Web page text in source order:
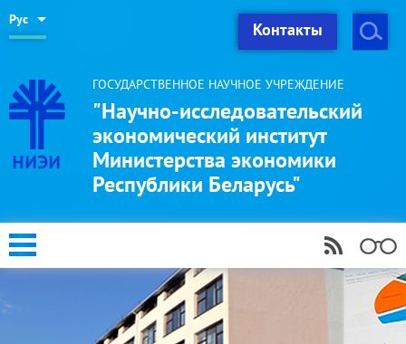
Рус Контакты
ГОСУДАРСТВЕННОЕ НАУЧНОЕ УЧРЕЖДЕНИЕ
"Научно-исследовательский
экономический институт
Министерства экономики
Республики Беларусь"